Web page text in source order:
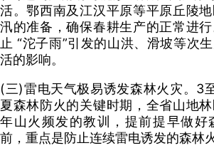
活。鄂西南及江汉平原等平原丘陵
汛的准备，确保春耕生产的正常进
止 “沱子雨”引发的山洪、滑坡等次
活的影响。
(三)雷电天气极易诱发森林火灾。3
夏森林防火的关键时期，全省山地
年山火频发的教训，提前提早做好
前，重点是防止连续雷电诱发的森林火